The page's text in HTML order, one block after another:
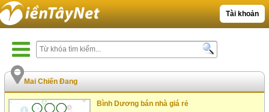
Tài khoản
Mai Chiến Đang
Bình Dương bán nhà giá rẻ